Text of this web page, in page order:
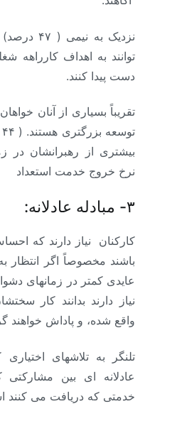
نزدیک به
توانند به اهداف کارراهه
دست پیدا کنند.
تقریباً بسیاری از آنان
بیشتری از رهبرانشان در
نرخ خروج خدمت استعداد
۳- مبادله عادلانه:
کارکنان نیاز دارند که
باشند مخصوصاً اگر انتظار
عایدی کمتر در زمانهای
نیاز دارند بدانند کار
واقع شده، و پاداش خواهند
تلنگر به تلاشهای اختیاری
عادلانه ای بین
خدمتی که دریافت می کنند